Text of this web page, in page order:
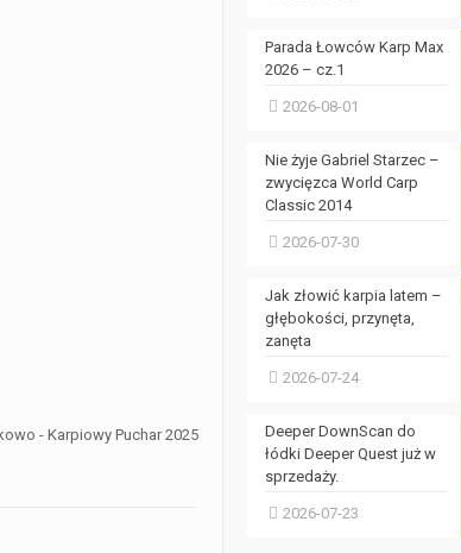
Parada Łowców Karp Max
2026 – cz.1
2026-08-01
Nie żyje Gabriel Starzec –
zwycięzca World Carp
Classic 2014
2026-07-30
Jak złowić karpia latem –
głębokości, przynęta,
zanęta
2026-07-24
Deeper DownScan do
łódki Deeper Quest już w
sprzedaży.
2026-07-23